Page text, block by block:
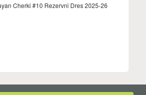
Cherki #10 Rezervni Dres 2025-26